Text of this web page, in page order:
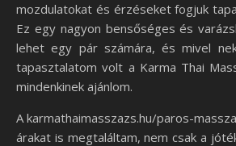
mozdulatokat és érzéseket fogjuk
Ez egy nagyon bensőséges és
lehet egy pár számára, és mivel
tapasztalatom volt a Karma Thai
mindenkinek ajánlom.
A karmathaimasszazs.hu/paros-
árakat is megtaláltam, nem csak a